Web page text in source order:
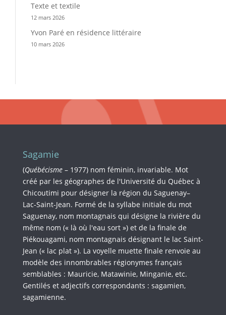
Texte et textile
12 mars 2026
Yvon Paré en résidence littéraire
10 mars 2026
Sagamie
(Québécisme – 1977) nom féminin, invariable. Mot
créé par les géographes de l'Université du Québec à
Chicoutimi pour désigner la région du Saguenay–
Lac-Saint-Jean. Formé de la syllabe initiale du mot
Saguenay, nom montagnais qui désigne la rivière du
même nom (« là où l'eau sort ») et de la finale de
Piékouagami, nom montagnais désignant le lac Saint-
Jean (« lac plat »). La voyelle muette finale renvoie au
modèle des innombrables régionymes français
semblables : Mauricie, Matawinie, Minganie, etc.
Gentilés et adjectifs correspondants : sagamien,
sagamienne.